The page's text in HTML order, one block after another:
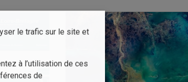
le trafic sur le site et
à l’utilisation de ces
de